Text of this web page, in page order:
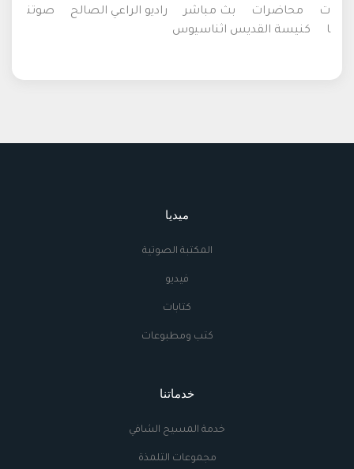
ت
محاضرات بث مباشر راديو الراعي الصالح
صوتن
ا
كنيسة القديس اثناسيوس
ميديا
المكتبة الصوتية
فيديو
كتابات
كتب ومطبوعات
خدماتنا
خدمة المسيح الشافي
مجموعات التلمذة